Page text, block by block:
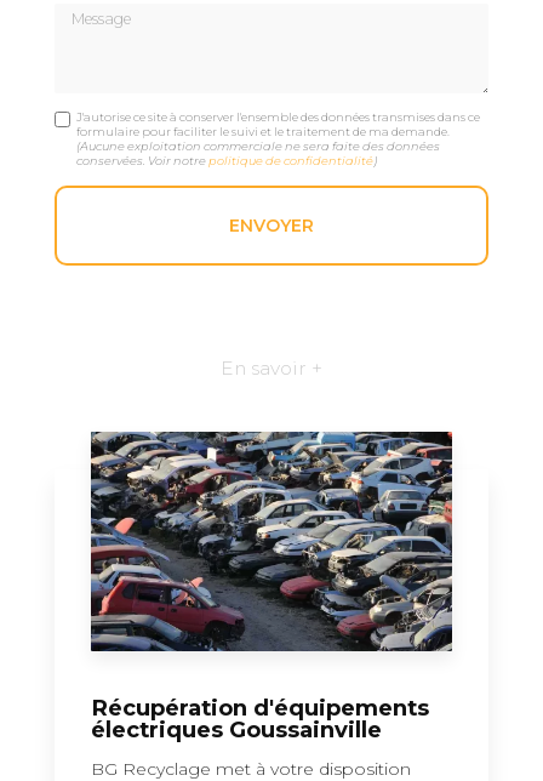
Message
J'autorise ce site à conserver l'ensemble des données transmises dans ce
formulaire pour faciliter le suivi et le traitement de ma demande.
(Aucune exploitation commerciale ne sera faite des données
conservées. Voir notrepolitique de confidentialité)
En savoir +
Récupération d'équipements
électriques Goussainville
BG Recyclage met à votre disposition